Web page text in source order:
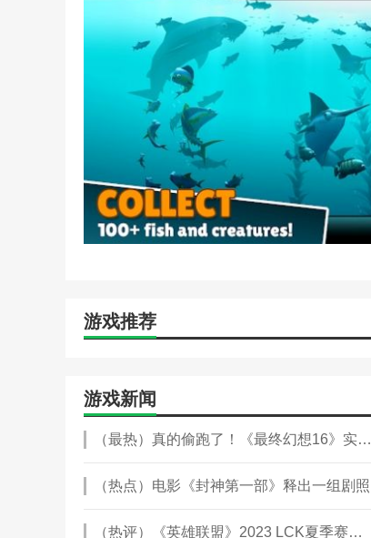
游戏推荐
游戏新闻
（最热）真的偷跑了！《最终幻想16》实体包装盒拆封视频曝光
（热点）电影《封神第一部》释出一组剧照
（热评）《英雄联盟》2023 LCK夏季赛赛报：鳄鱼黑洞谁用谁知道！Morgan贾克斯让DK如鲠在喉 BRO扳平比分